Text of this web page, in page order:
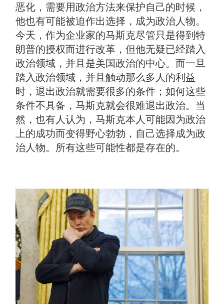
恶化，需要用政治方法来保护自己的时候，
他也有可能被迫作出选择，成为政治人物。
今天，作为企业家的马斯克尽管只是得到特
朗普的授权而进行改革，但他无疑已经踏入
政治领域，并且是美国政治的中心。而一旦
踏入政治领域，并且触动那么多人的利益
时，退出政治就需要很多的条件；如何这些
条件不具备，马斯克就会很难退出政治。当
然，也有人认为，马斯克本人可能因为政治
上的成功而变得野心勃勃，自己选择成为政
治人物。所有这些可能性都是存在的。